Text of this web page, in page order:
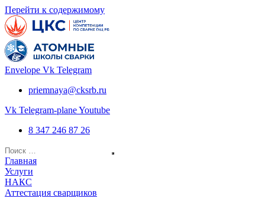
Перейти к содержимому
Envelope Vk Telegram
priemnaya@cksrb.ru
Vk Telegram-planeYoutube
8 347 246 87 26
Главная
Услуги
НАКС
Аттестация сварщиков